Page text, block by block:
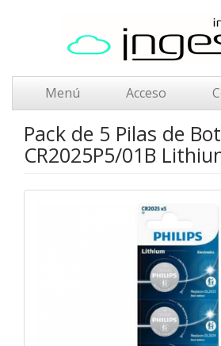
Menú Acceso
Pack de 5 Pilas de
CR2025P5/01B